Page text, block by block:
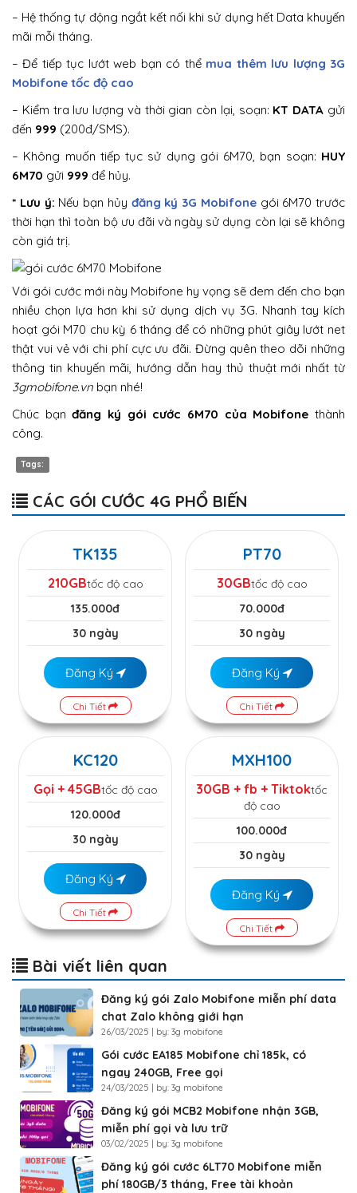
– Hệ thống tự động ngắt kết nối khi sử dụng hết Data khuyến
mãi mỗi tháng.
– Để tiếp tục lướt web bạn có thể mua thêm lưu lượng 3G
Mobifone tốc độ cao
– Kiểm tra lưu lượng và thời gian còn lại, soạn: KT DATA gửi
đến 999 (200đ/SMS).
– Không muốn tiếp tục sử dụng gói 6M70, bạn soạn: HUY
6M70 gửi 999 để hủy.
* Lưu ý: Nếu bạn hủy đăng ký 3G Mobifonegói 6M70 trước
thời hạn thì toàn bộ ưu đãi và ngày sử dụng còn lại sẽ không
còn giá trị.
Với gói cước mới này Mobifone hy vọng sẽ đem đến cho bạn
nhiều chọn lựa hơn khi sử dụng dịch vụ 3G. Nhanh tay kích
hoạt gói M70 chu kỳ 6 tháng để có những phút giây lướt net
thật vui vẻ với chi phí cực ưu đãi. Đừng quên theo dõi những
thông tin khuyến mãi, hướng dẫn hay thủ thuật mới nhất từ
3gmobifone.vn bạn nhé!
Chúc bạn đăng ký gói cước 6M70 của Mobifonethành
công.
Tags:
CÁC GÓI CƯỚC 4G PHỔ BIẾN
TK135
210GBtốc độ cao
135.000đ
30 ngày
Đăng Ký
Chi Tiết
PT70
30GBtốc độ cao
70.000đ
30 ngày
Đăng Ký
Chi Tiết
KC120
Gọi + 45GBtốc độ cao
120.000đ
30 ngày
Đăng Ký
Chi Tiết
MXH100
30GB + fb + Tiktoktốc
độ cao
100.000đ
30 ngày
Đăng Ký
Chi Tiết
Bài viết liên quan
Đăng ký gói Zalo Mobifone miễn phí data
chat Zalo không giới hạn
26/03/2025 | by: 3g mobifone
Gói cước EA185 Mobifone chỉ 185k, có
ngay 240GB, Free gọi
24/03/2025 | by: 3g mobifone
Đăng ký gói MCB2 Mobifone nhận 3GB,
miễn phí gọi và lưu trữ
03/02/2025 | by: 3g mobifone
Đăng ký gói cước 6LT70 Mobifone miễn
phí 180GB/3 tháng, Free tài khoản